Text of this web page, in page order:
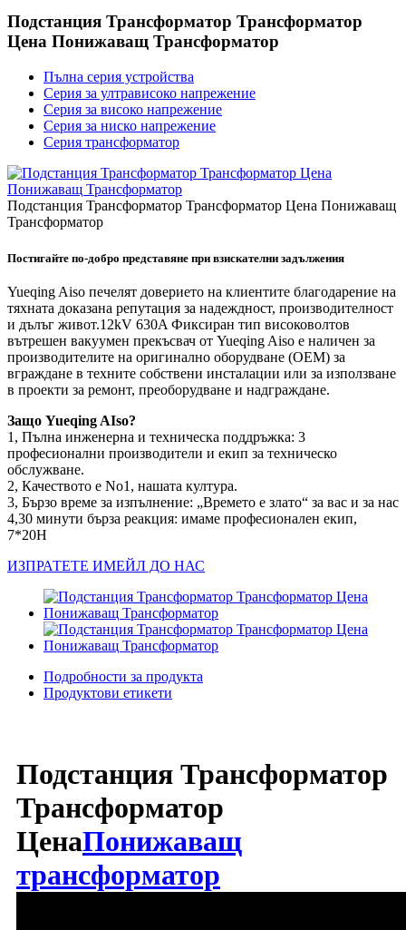
Подстанция Трансформатор Трансформатор
Цена Понижаващ Трансформатор
Пълна серия устройства
Серия за ултрависоко напрежение
Серия за високо напрежение
Серия за ниско напрежение
Серия трансформатор
Подстанция Трансформатор Трансформатор Цена Понижаващ
Трансформатор
Постигайте по-добро представяне при взискателни задължения
Yueqing Aiso печелят доверието на клиентите благодарение на
тяхната доказана репутация за надеждност, производителност
и дълъг живот.12kV 630A Фиксиран тип високоволтов
вътрешен вакуумен прекъсвач от Yueqing Aiso е наличен за
производителите на оригинално оборудване (OEM) за
вграждане в техните собствени инсталации или за използване
в проекти за ремонт, преоборудване и надграждане.
Защо Yueqing AIso?
1, Пълна инженерна и техническа поддръжка: 3
професионални производители и екип за техническо
обслужване.
2, Качеството е No1, нашата култура.
3, Бързо време за изпълнение: „Времето е злато“ за вас и за нас
4,30 минути бърза реакция: имаме професионален екип,
7*20H
ИЗПРАТЕТЕ ИМЕЙЛ ДО НАС
Подробности за продукта
Продуктови етикети
Подстанция Трансформатор
Трансформатор
ЦенаПонижаващ
трансформатор